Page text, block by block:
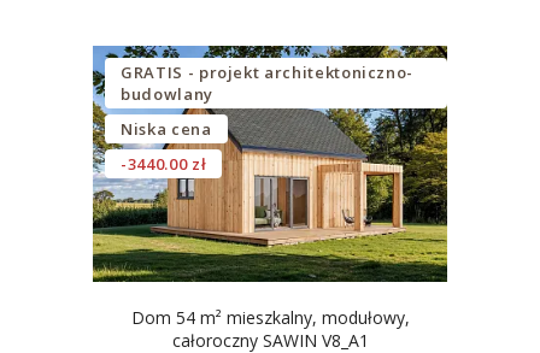
GRATIS - projekt architektoniczno-
budowlany
Niska cena
-3440.00 zł
Dom 54 m² mieszkalny, modułowy,
całoroczny SAWIN V8_A1